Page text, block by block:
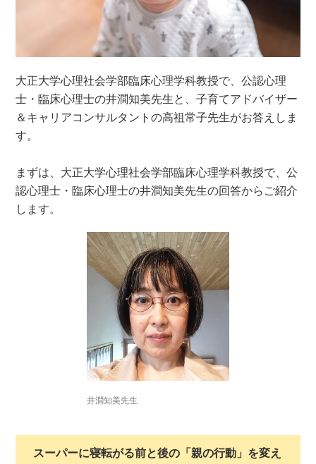
大正大学心理社会学部臨床心理学科教授で、公認心理
士・臨床心理士の井澗知美先生と、子育てアドバイザー
＆キャリアコンサルタントの高祖常子先生がお答えしま
す。
まずは、大正大学心理社会学部臨床心理学科教授で、公
認心理士・臨床心理士の井澗知美先生の回答からご紹介
します。
井澗知美先生
スーパーに寝転がる前と後の「親の行動」を変え